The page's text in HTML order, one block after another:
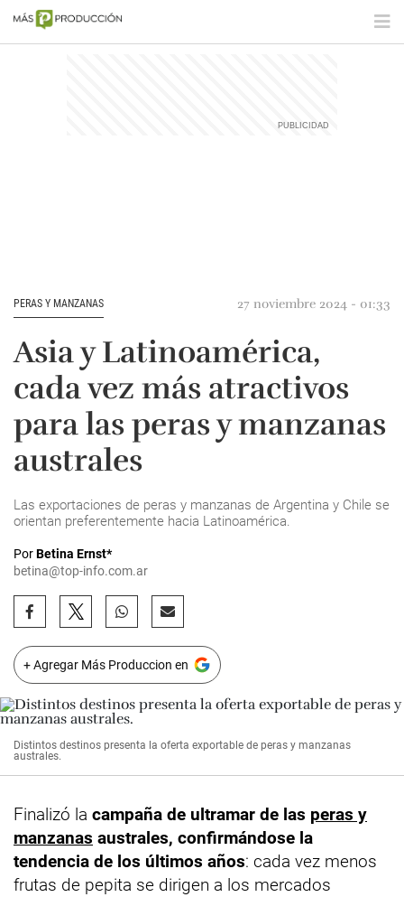
PERAS Y MANZANAS 27 noviembre 2024 - 01:33
Asia y Latinoamérica,
cada vez más atractivos
para las peras y manzanas
australes
Las exportaciones de peras y manzanas de Argentina y Chile se
orientan preferentemente hacia Latinoamérica.
PorBetina Ernst*
betina@top-info.com.ar
+ Agregar Más Produccion en
Distintos destinos presenta la oferta exportable de peras y manzanas
australes.
Finalizó la campaña de ultramar de las peras y
manzanas australes, confirmándose la
tendencia de los últimos años: cada vez menos
frutas de pepita se dirigen a los mercados